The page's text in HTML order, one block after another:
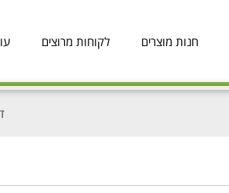
חנות מוצרים לקוחות מרוצים